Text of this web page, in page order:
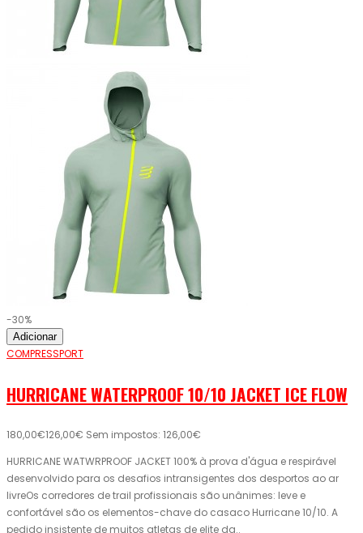
-30%
Adicionar
COMPRESSPORT
HURRICANE WATERPROOF 10/10 JACKET ICE FLOW
180,00€126,00€ Sem impostos: 126,00€
HURRICANE WATWRPROOF JACKET 100% à prova d'água e respirável
desenvolvido para os desafios intransigentes dos desportos ao ar
livreOs corredores de trail profissionais são unânimes: leve e
confortável são os elementos-chave do casaco Hurricane 10/10. A
pedido insistente de muitos atletas de elite da..